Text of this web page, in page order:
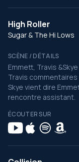
High Roller
Sugar & The Hi Lows
SCÈNE / DÉTAILS
Emmett, Travis
Travis commentaires
Skye vient dire
rencontre assistant.
ÉCOUTER SUR